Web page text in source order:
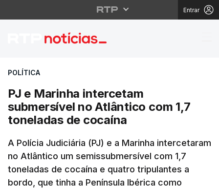
Entrar
PJ e Marinha
POLÍTICA
PJ e Marinha intercetam
submersível no Atlântico com 1,7
toneladas de cocaína
A Polícia Judiciária (PJ) e a Marinha intercetaram
no Atlântico um semissubmersível com 1,7
toneladas de cocaína e quatro tripulantes a
bordo, que tinha a Península Ibérica como